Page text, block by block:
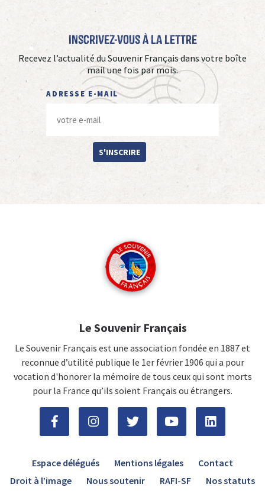
Inscrivez-vous à La Lettre
Recevez l’actualité du Souvenir Français dans votre boîte
mail une fois par mois.
ADRESSE E-MAIL
S'INSCRIRE
Le Souvenir Français
Le Souvenir Français est une association fondée en 1887 et
reconnue d’utilité publique le 1er février 1906 qui a pour
vocation d'honorer la mémoire de tous ceux qui sont morts
pour la France qu’ils soient Français ou étrangers.
Espace délégués Mentions légales
Contact
Droit à l’image
Nous soutenir RAFI-SF Nos statuts